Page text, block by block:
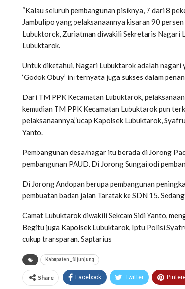
“Kalau seluruh pembangunan pisiknya, 7 dari 8
Jambulipo yang pelaksanaannya kisaran 90
Lubuktorok, Zuriatman diwakili Sekretaris Nagari
Lubuktarok.
Untuk diketahui, Nagari Lubuktarok adalah
‘Godok Obuy’ ini ternyata juga sukses dalam
Dari TM PPK Kecamatan Lubuktarok,
kemudian TM PPK Kecamatan Lubuktarok pun
pelaksanaannya,”ucap Kapolsek Lubuktarok,
Yanto.
Pembangunan desa/nagar itu berada di Jorong
pembangunan PAUD. Di Jorong Sungaijodi
Di Jorong Andopan berupa pembangunan
pembuatan badan jalan Taratak ke SDN 15.
Camat Lubuktarok diwakili Sekcam Sidi Yanto,
Begitu juga Kapolsek Lubuktarok, Iptu Polisi
cukup transparan. Saptarius
Kabupaten_Sijunjung
Share Facebook Twitter